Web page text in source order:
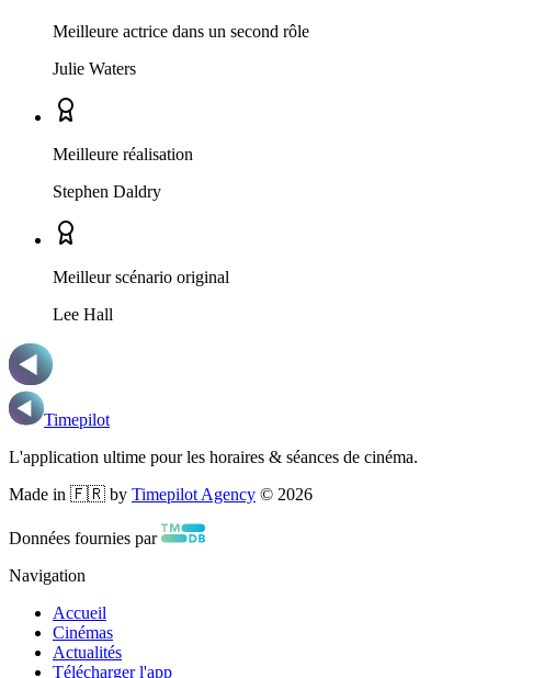
Meilleure actrice dans un second rôle
Julie Waters
Meilleure réalisation
Stephen Daldry
Meilleur scénario original
Lee Hall
Timepilot
L'application ultime pour les horaires & séances de cinéma.
Made in 🇫🇷 by Timepilot Agency © 2026
Données fournies par
Navigation
Accueil
Cinémas
Actualités
Télécharger l'app